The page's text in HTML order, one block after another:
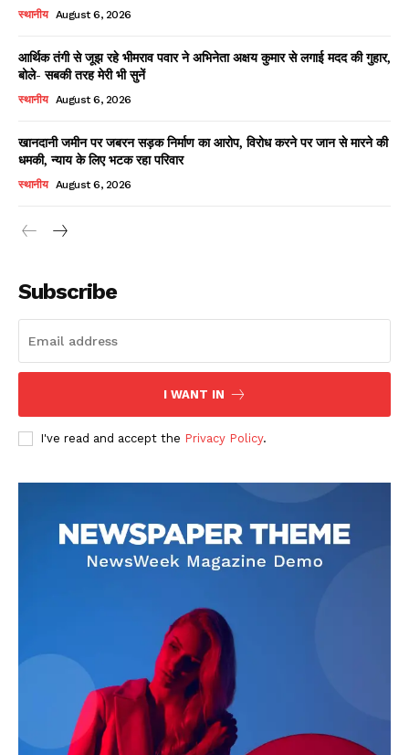
Contact us
Subscription Plans
My account
स्थानीय August 6, 2026
आर्थिक तंगी से जूझ रहे भीमराव पवार ने अभिनेता अक्षय कुमार से लगाई मदद की गुहार,
बोले- सबकी तरह मेरी भी सुनें
स्थानीय August 6, 2026
खानदानी जमीन पर जबरन सड़क निर्माण का आरोप, विरोध करने पर जान से मारने की
धमकी, न्याय के लिए भटक रहा परिवार
स्थानीय August 6, 2026
Subscribe
I WANT IN
I've read and accept the Privacy Policy.